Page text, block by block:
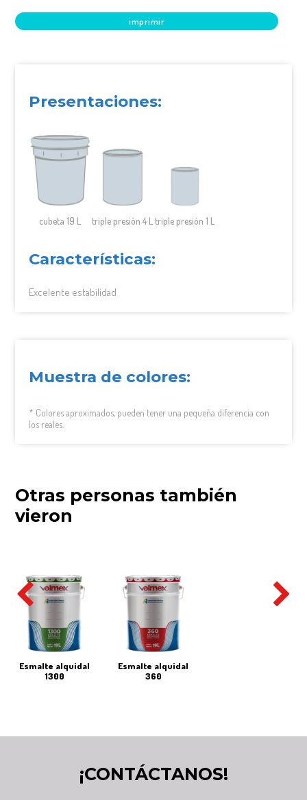
imprimir
Presentaciones:
cubeta 19 L triple presión 4 L triple presión 1 L
Características:
Excelente estabilidad
Muestra de colores:
* Colores aproximados, pueden tener una pequeña diferencia con
los reales.
Otras personas también
vieron
esmalte alquidal
1300
esmalte alquidal
360
¡CONTÁCTANOS!